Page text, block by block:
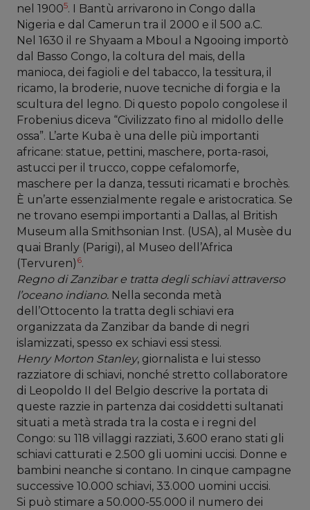
nel 19005. I Bantù arrivarono in Congo dalla
Nigeria e dal Camerun tra il 2000 e il 500 a.C.
Nel 1630 il re Shyaam a Mboul a Ngooing importò
dal Basso Congo, la coltura del mais, della
manioca, dei fagioli e del tabacco, la tessitura, il
ricamo, la broderie, nuove tecniche di forgia e la
scultura del legno. Di questo popolo congolese il
Frobenius diceva “Civilizzato fino al midollo delle
ossa”. L’arte Kuba è una delle più importanti
africane: statue, pettini, maschere, porta-rasoi,
astucci per il trucco, coppe cefalomorfe,
maschere per la danza, tessuti ricamati e brochès.
È un’arte essenzialmente regale e aristocratica. Se
ne trovano esempi importanti a Dallas, al British
Museum alla Smithsonian Inst. (USA), al Musèe du
quai Branly (Parigi), al Museo dell’Africa
(Tervuren) 6.
Regno di Zanzibar e tratta degli schiavi attraverso
l’oceano indiano. Nella seconda metà
dell’Ottocento la tratta degli schiavi era
organizzata da Zanzibar da bande di negri
islamizzati, spesso ex schiavi essi stessi.
Henry Morton Stanley, giornalista e lui stesso
razziatore di schiavi, nonché stretto collaboratore
di Leopoldo II del Belgio descrive la portata di
queste razzie in partenza dai cosiddetti sultanati
situati a metà strada tra la costa e i regni del
Congo: su 118 villaggi razziati, 3.600 erano stati gli
schiavi catturati e 2.500 gli uomini uccisi. Donne e
bambini neanche si contano. In cinque campagne
successive 10.000 schiavi, 33.000 uomini uccisi.
Si può stimare a 50.000-55.000 il numero dei